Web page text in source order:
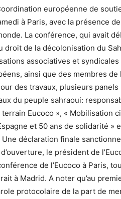
européenne de
à Paris, avec la présence
La conférence, qui avait
de la décolonisation du
associatives et
ainsi que des membres de
des travaux, plusieurs panels
du peuple sahraoui:
Eucoco », « Mobilisation
et 50 ans de solidarité »
déclaration finale
le président de
de l’Eucoco à Paris,
à Madrid. A noter qu’au
protocolaire de la part de